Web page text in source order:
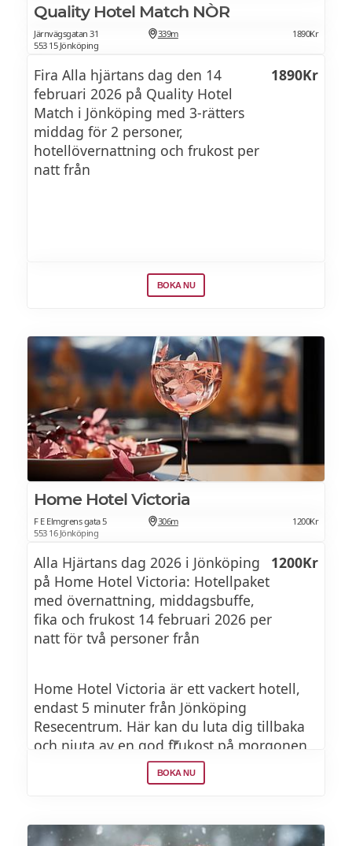
Lättrimmad Hälleflundra, Potatis &
parmesanstomp, ungsbakade
Jordärtskockor & Hummersås
Jordgubbscheesecake
Quality Hotel Match NÒR
Järnvägsgatan 31
553 15 Jönköping
339m 1890Kr
Fira Alla hjärtans dag den 14
februari 2026 på Quality Hotel
Match i Jönköping med 3-rätters
middag för 2 personer,
hotellövernattning och frukost per
natt från
1890Kr
BOKA NU
Home Hotel Victoria
F E Elmgrens gata 5
553 16 Jönköping
306m 1200Kr
Alla Hjärtans dag 2026 i Jönköping
på Home Hotel Victoria: Hotellpaket
med övernattning, middagsbuffe,
fika och frukost 14 februari 2026 per
natt för två personer från
1200Kr
Home Hotel Victoria är ett vackert hotell,
endast 5 minuter från Jönköping
Resecentrum. Här kan du luta dig tillbaka
och njuta av en god frukost på morgonen
följt av eftermiddagsfika och soppa, sallad
och varmrätt till kvällen. Måltiderna
välutrustat gym finns självklart – där du
kan köra energirika träningspass och varva
BOKA NU